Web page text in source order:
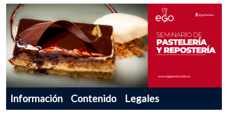
Menu navegador producto
Información Contenido Legales